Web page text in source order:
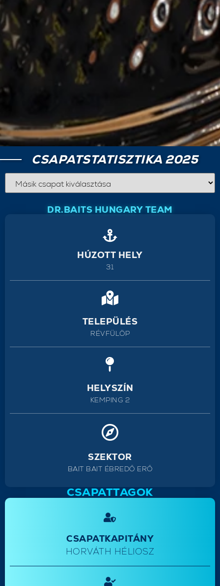
CSAPATSTATISZTIKA 2025
DR.BAITS HUNGARY TEAM
HÚZOTT HELY
31
TELEPÜLÉS
RÉVFÜLÖP
HELYSZÍN
KEMPING 2
SZEKTOR
BAIT BAIT ÉBREDŐ ERŐ
CSAPATTAGOK
CSAPATKAPITÁNY
HORVÁTH HÉLIOSZ